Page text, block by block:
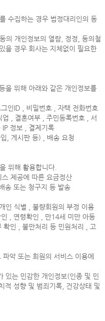
수집하는 경우 법정대리인의 동
의 개인정보의 열람, 정정, 동의철
을 경우 회사는 지체없이 필요한
을 위해 아래와 같은 개인정보를
인ID , 비밀번호 , 자택 전화번호
업 , 결혼여부 , 주민등록번호 , 서
정보 , 결제기록
, 게시판 등) , 배송 요청
위해 활용합니다.
제공에 따른 요금정산
송 또는 청구지 등 발송
인 식별 , 불량회원의 부정 이용
, 연령확인 , 만14세 미만 아동
확인 , 불만처리 등 민원처리 , 고
악 또는 회원의 서비스 이용에
있는 민감한 개인정보(인종 및 민
적 성향 및 범죄기록, 건강상태 및